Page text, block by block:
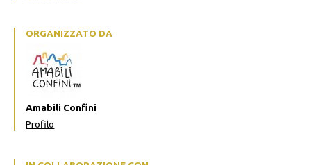
ORGANIZZATO DA
Amabili Confini
Profilo